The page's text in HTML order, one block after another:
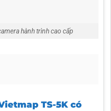
hành trình cao cấp
TS-5K có